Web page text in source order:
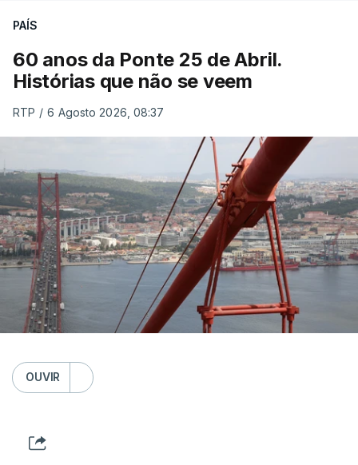
PAÍS
60 anos da Ponte 25 de Abril.
Histórias que não se veem
RTP / 6 Agosto 2026, 08:37
OUVIR